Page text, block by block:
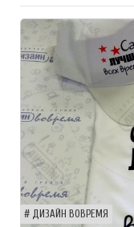
ДИЗАЙН ВОВРЕМЯ